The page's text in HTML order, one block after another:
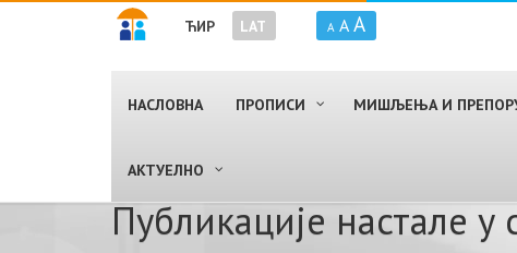
ЋИР LAT A A A
НАСЛОВНА ПРОПИСИ МИШЉЕЊА И
AКТУЕЛНО
Публикације настале